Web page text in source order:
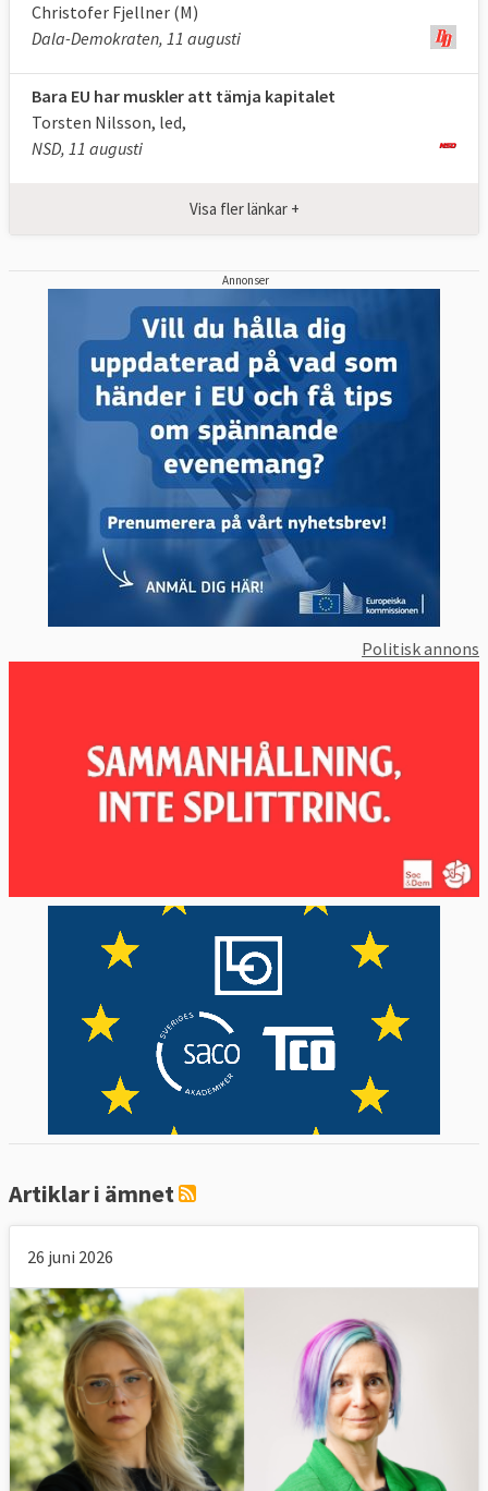
Christofer Fjellner (M)
Dala-Demokraten, 11 augusti
Bara EU har muskler att tämja kapitalet
Torsten Nilsson, led,
NSD, 11 augusti
Visa fler länkar +
Annonser
Politisk annons
Artiklar i ämnet
26 juni 2026